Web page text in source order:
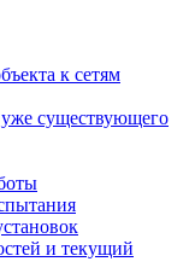
к сетям
существующего
и текущий